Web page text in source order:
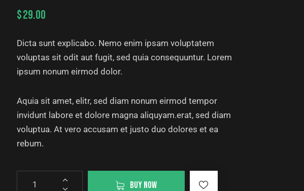
$29.00
Dicta sunt explicabo. Nemo enim ipsam voluptatem
voluptas sit odit aut fugit, sed quia consequuntur. Lorem
ipsum nonum eirmod dolor.
Aquia sit amet, elitr, sed diam nonum eirmod tempor
invidunt labore et dolore magna aliquyam.erat, sed diam
voluptua. At vero accusam et justo duo dolores et ea
rebum.
BUY NOW